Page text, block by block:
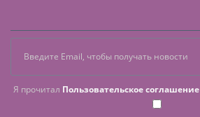
Я прочитал Пользовательское соглашение